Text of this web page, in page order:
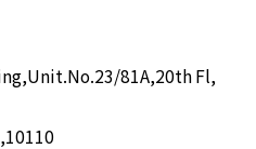
81A,20th Fl,